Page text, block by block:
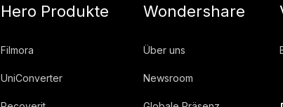
Hero Produkte
Filmora
UniConverter
Wondershare
Über uns
Newsroom